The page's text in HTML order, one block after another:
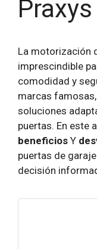
Praxys
La motorización
imprescindible
comodidad y
marcas famosas,
soluciones
puertas. En este
beneficios Y
puertas de
decisión